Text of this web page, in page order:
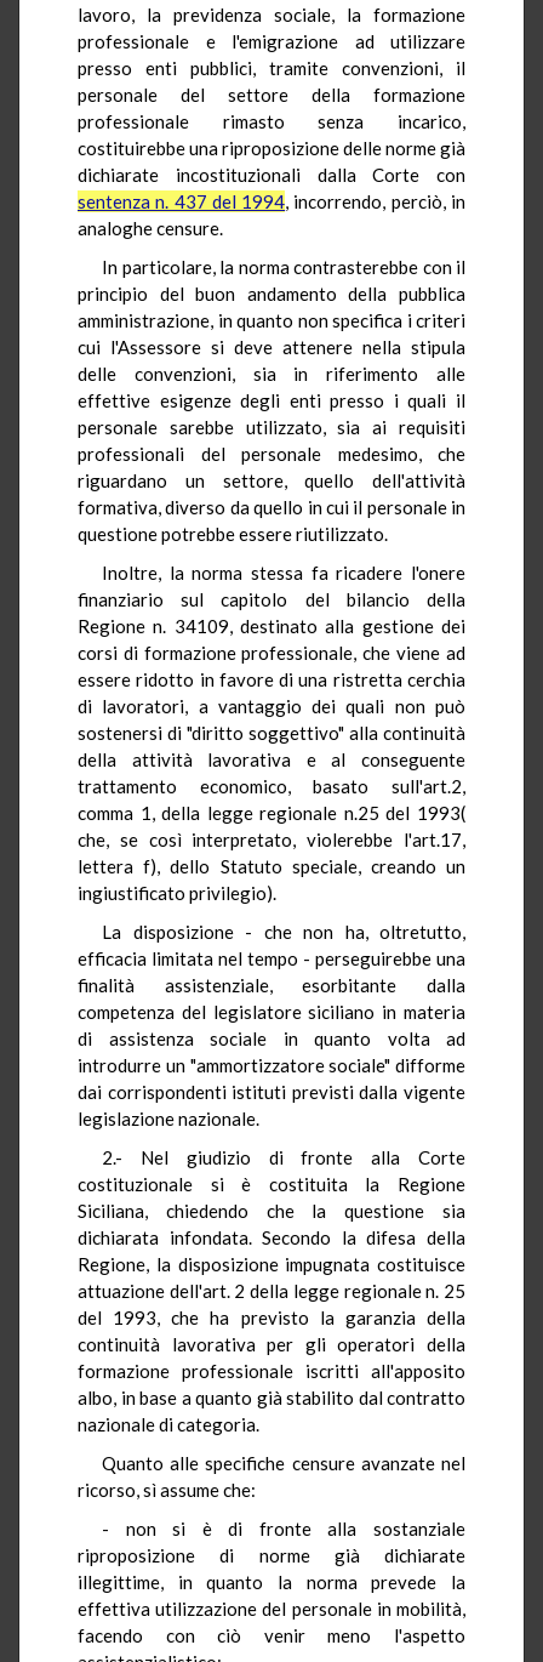
lavoro, la previdenza sociale, la formazione
professionale e l'emigrazione ad utilizzare
presso enti pubblici, tramite convenzioni, il
personale del settore della formazione
professionale rimasto senza incarico,
costituirebbe una riproposizione delle norme già
dichiarate incostituzionali dalla Corte con
sentenza n. 437 del 1994, incorrendo, perciò, in
analoghe censure.
In particolare, la norma contrasterebbe con il
principio del buon andamento della pubblica
amministrazione, in quanto non specifica i criteri
cui l'Assessore si deve attenere nella stipula
delle convenzioni, sia in riferimento alle
effettive esigenze degli enti presso i quali il
personale sarebbe utilizzato, sia ai requisiti
professionali del personale medesimo, che
riguardano un settore, quello dell'attività
formativa, diverso da quello in cui il personale in
questione potrebbe essere riutilizzato.
Inoltre, la norma stessa fa ricadere l'onere
finanziario sul capitolo del bilancio della
Regione n. 34109, destinato alla gestione dei
corsi di formazione professionale, che viene ad
essere ridotto in favore di una ristretta cerchia
di lavoratori, a vantaggio dei quali non può
sostenersi di "diritto soggettivo" alla continuità
della attività lavorativa e al conseguente
trattamento economico, basato sull'art.2,
comma 1, della legge regionale n.25 del 1993(
che, se così interpretato, violerebbe l'art.17,
lettera f), dello Statuto speciale, creando un
ingiustificato privilegio).
La disposizione - che non ha, oltretutto,
efficacia limitata nel tempo - perseguirebbe una
finalità assistenziale, esorbitante dalla
competenza del legislatore siciliano in materia
di assistenza sociale in quanto volta ad
introdurre un "ammortizzatore sociale" difforme
dai corrispondenti istituti previsti dalla vigente
legislazione nazionale.
2.- Nel giudizio di fronte alla Corte
costituzionale si è costituita la Regione
Siciliana, chiedendo che la questione sia
dichiarata infondata. Secondo la difesa della
Regione, la disposizione impugnata costituisce
attuazione dell'art. 2 della legge regionale n. 25
del 1993, che ha previsto la garanzia della
continuità lavorativa per gli operatori della
formazione professionale iscritti all'apposito
albo, in base a quanto già stabilito dal contratto
nazionale di categoria.
Quanto alle specifiche censure avanzate nel
ricorso, sì assume che:
- non si è di fronte alla sostanziale
riproposizione di norme già dichiarate
illegittime, in quanto la norma prevede la
effettiva utilizzazione del personale in mobilità,
facendo con ciò venir meno l'aspetto